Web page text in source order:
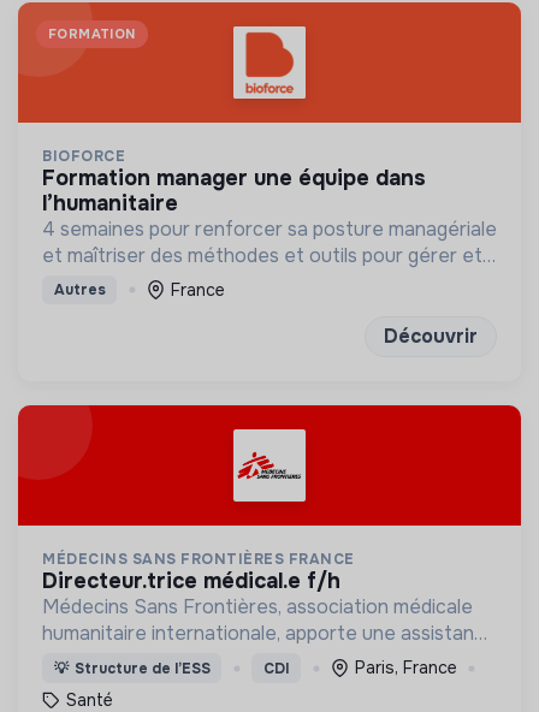
FORMATION
BIOFORCE
formation manager une équipe dans
l’humanitaire
4 semaines pour renforcer sa posture managériale
et maîtriser des méthodes et outils pour gérer et
mobiliser son équipe, et développer leurs
Autres France
Découvrir
MÉDECINS SANS FRONTIÈRES FRANCE
directeur.trice médical.e f/h
Médecins Sans Frontières, association médicale
humanitaire internationale, apporte une assistance
médicale à des populations dont la vie est
menacée.
💡 Structure de l’ESS CDI
Paris, France
Santé